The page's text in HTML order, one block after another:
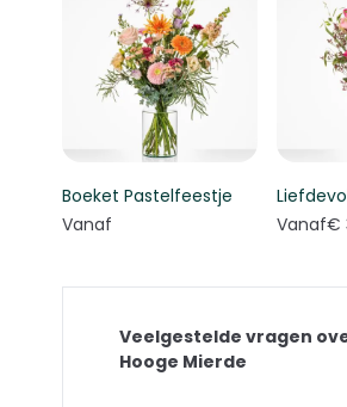
Boeket Pastelfeestje
Vanaf
Vanaf€
Veelgestelde vragen
Hooge Mierde